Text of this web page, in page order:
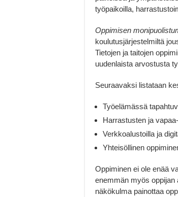
työpaikoilla,
Oppimisen
koulutusjärjestelmiltä
Tietojen ja taitojen
uudenlaista arvostusta
Seuraavaksi listataan
Työelämässä
Harrastusten ja
Verkkoalustoilla ja
Yhteisöllinen
Oppiminen ei ole enää
enemmän myös
näkökulma painottaa